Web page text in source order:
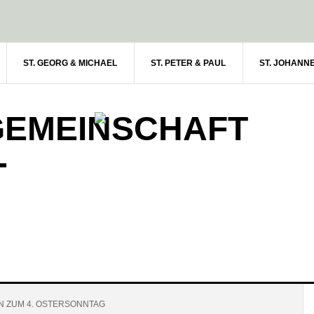
ST. GEORG & MICHAEL ST. PETER & PAUL ST.
ZUM 4. OSTERSONNTAG